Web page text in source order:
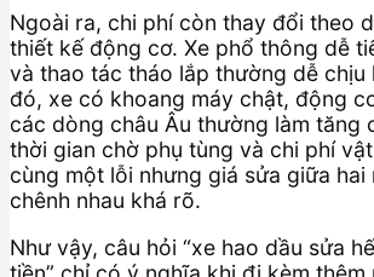
Ngoài ra, chi phí còn thay đổi theo
thiết kế động cơ. Xe phổ thông dễ
và thao tác tháo lắp thường dễ chịu
đó, xe có khoang máy chật, động
các dòng châu Âu thường làm tăng
thời gian chờ phụ tùng và chi phí
cùng một lỗi nhưng giá sửa giữa hai
chênh nhau khá rõ.
Như vậy, câu hỏi “xe hao dầu sửa